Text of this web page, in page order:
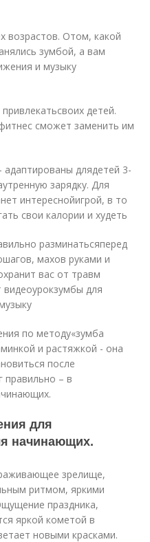
возрастов. Отом, какой
зумбой, а вам
и музыку
детей.
сможет заменить им
длядетей 3-
зарядку. Для
интереснойигрой, в то
свои калории и худеть
разминатьсяперед
махов руками и
вас от травм
для
по методу«зумба
и растяжкой - она
после
правильно – в
для
начинающих.
зрелище,
ритмом, яркими
праздника,
яркой кометой в
новыми красками.